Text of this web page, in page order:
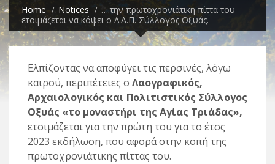
Home Notices
….την πρωτοχρονιάτικη πίττα του
ετοιμάζεται να κόψει ο Λ.Α.Π. Σύλλογος Οξυάς.
Ελπίζοντας να αποφύγει τις περσινές, λόγω
καιρού, περιπέτειες ο Λαογραφικός,
Αρχαιολογικός και Πολιτιστικός Σύλλογος
Οξυάς «το μοναστήρι της Αγίας Τριάδας»,
ετοιμάζεται για την πρώτη του για το έτος
2023 εκδήλωση, που αφορά στην κοπή της
πρωτοχρονιάτικης πίττας του.